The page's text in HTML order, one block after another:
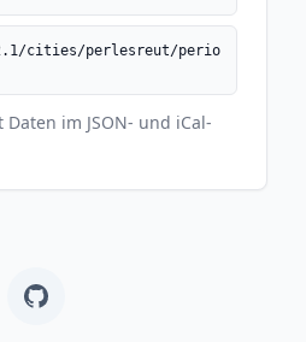
cities/perlesreut/perio
Daten im JSON- und iCal-